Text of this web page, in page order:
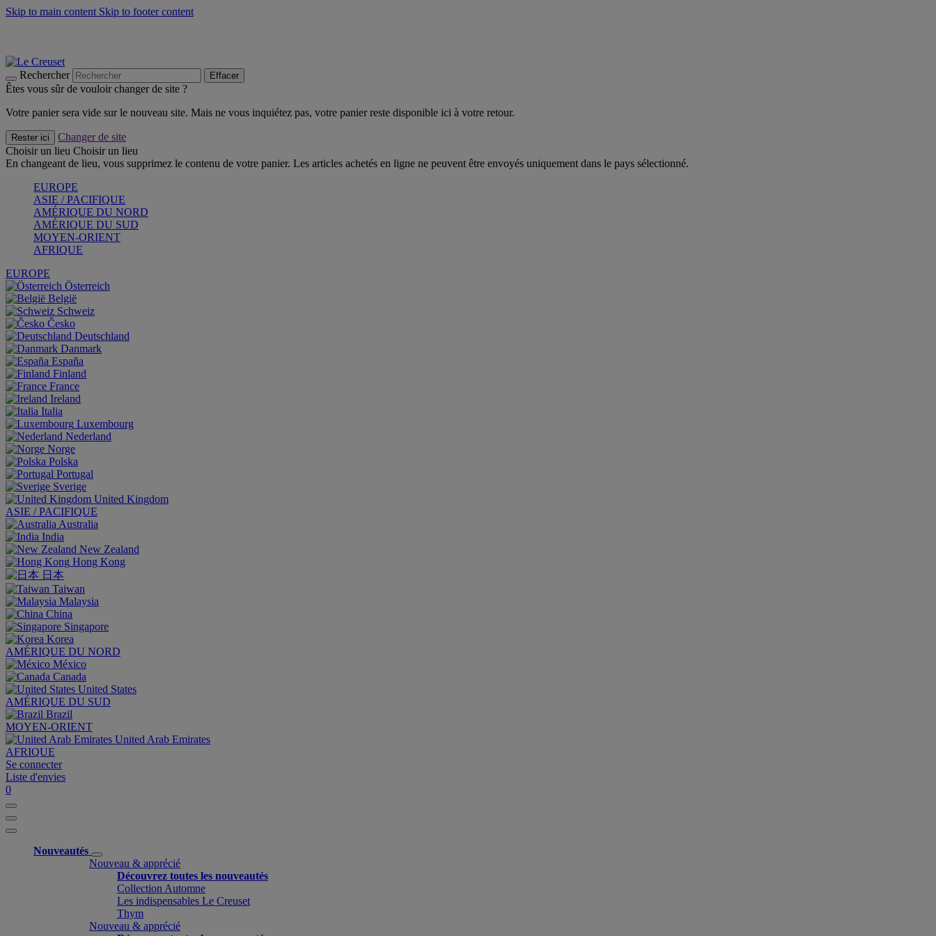
Skip to main content Skip to footer content
Rechercher Effacer
Êtes vous sûr de vouloir changer de site ?
Votre panier sera vide sur le nouveau site. Mais ne vous inquiétez pas, votre panier reste disponible ici à votre retour.
Rester ici
Changer de site
Choisir un lieu Choisir un lieu
En changeant de lieu, vous supprimez le contenu de votre panier. Les articles achetés en ligne ne peuvent être envoyés uniquement dans le pays sélectionné.
EUROPE
ASIE / PACIFIQUE
AMÉRIQUE DU NORD
AMÉRIQUE DU SUD
MOYEN-ORIENT
AFRIQUE
EUROPE
Österreich
België
Schweiz
Česko
Deutschland
Danmark
España
Finland
France
Ireland
Italia
Luxembourg
Nederland
Norge
Polska
Portugal
Sverige
United Kingdom
ASIE / PACIFIQUE
Australia
India
New Zealand
Hong Kong
日本
Taiwan
Malaysia
China
Singapore
Korea
AMÉRIQUE DU NORD
México
Canada
United States
AMÉRIQUE DU SUD
Brazil
MOYEN-ORIENT
United Arab Emirates
AFRIQUE
Se connecter
Liste d'envies
0
Nouveautés
Nouveau & apprécié
Découvrez toutes les nouveautés
Collection Automne
Les indispensables Le Creuset
Thym
Nouveau & apprécié